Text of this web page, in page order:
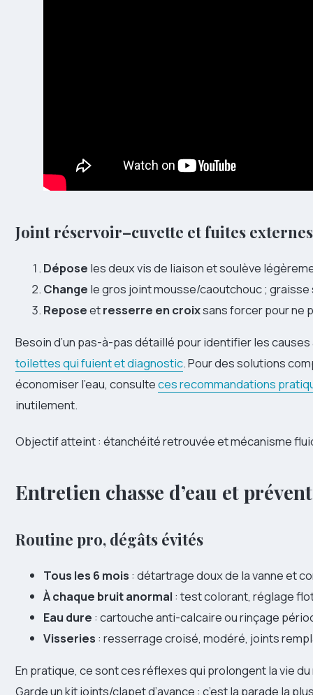
Joint réservoir–cuvette et fuites externes
Dépose les deux vis de liaison et soulève
Change le gros joint mousse/caoutchouc ;
Reposeetresserre en croixsans forcer pour ne
Besoin d’un pas-à-pas détaillé pour identifier les
toilettes qui fuient et diagnostic. Pour des solutions
économiser l’eau, consulteces recommandations
inutilement.
Objectif atteint : étanchéité retrouvée et mécanisme
Entretien chasse d’eau et
Routine pro, dégâts évités
Tous les 6 mois : détartrage doux de la vanne et
À chaque bruit anormal : test colorant, réglage
Eau dure : cartouche anti-calcaire ou rinçage
Visseries : resserrage croisé, modéré, joints
En pratique, ce sont ces réflexes qui prolongent la vie
Garde un kit joints/clapet d’avance : c’est la parade la